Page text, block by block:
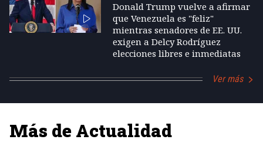
Donald Trump vuelve a afirmar
que Venezuela es "feliz"
mientras senadores de EE. UU.
exigen a Delcy Rodríguez
elecciones libres e inmediatas
Ver más
Más de Actualidad